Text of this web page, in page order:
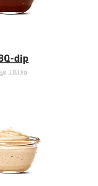
dip
2e < 0,1 kg